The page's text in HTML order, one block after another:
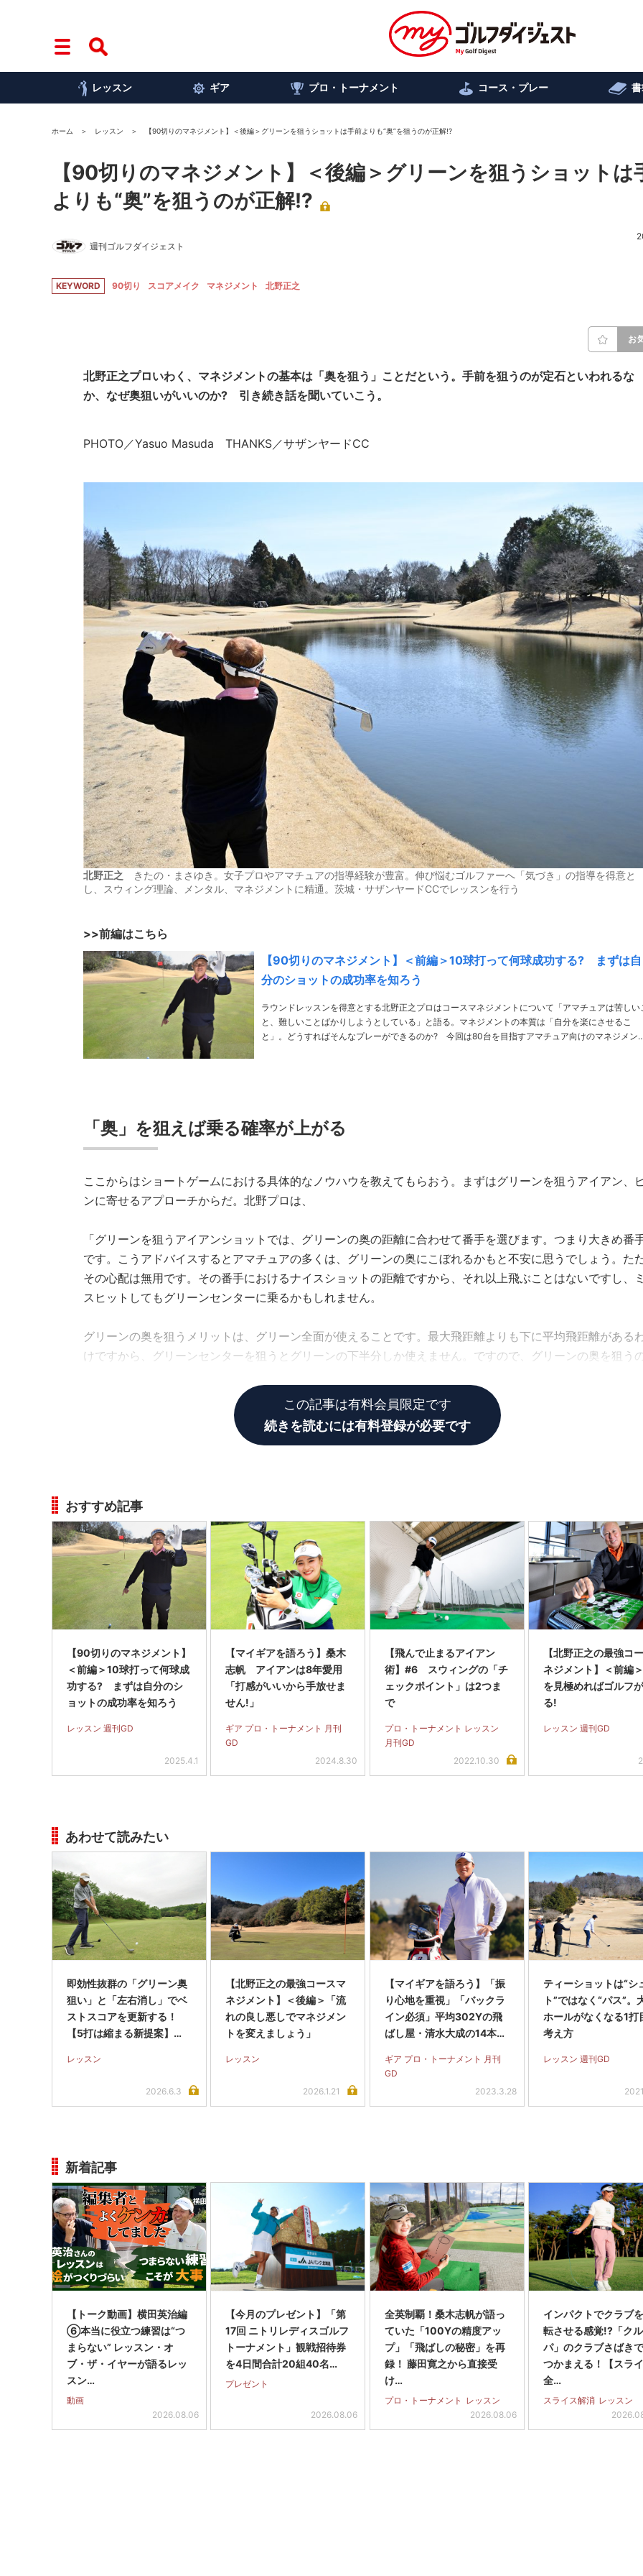
レッスン ギア プロ・トーナメント コース・プレー
ホーム レッスン 【90切りのマネジメント】＜後編＞グリーンを狙うショットは手前よりも“奥”を狙うのが正解!?
【90切りのマネジメント】＜後編＞グリーンを狙うショットは
よりも“奥”を狙うのが正解!?
週刊ゴルフダイジェスト
KEYWORD 90切り スコアメイク マネジメント 北野正之
お
北野正之プロいわく、マネジメントの基本は「奥を狙う」ことだという。手前を狙うのが定石といわれるな
か、なぜ奥狙いがいいのか? 引き続き話を聞いていこう。
PHOTO／Yasuo Masuda THANKS／サザンヤードCC
北野正之 きたの・まさゆき。女子プロやアマチュアの指導経験が豊富。伸び悩むゴルファーへ「気づき」の指導を得意と
し、スウィング理論、メンタル、マネジメントに精通。茨城・サザンヤードCCでレッスンを行う
>>前編はこちら
【90切りのマネジメント】＜前編＞10球打って何球成功する? まずは自
分のショットの成功率を知ろう
ラウンドレッスンを得意とする北野正之プロはコースマネジメントについて「アマチュアは苦しい
と、難しいことばかりしようとしている」と語る。マネジメントの本質は「自分を楽にさせるこ
と」。どうすればそんなプレーができるのか? 今回は80台を目指すアマチュア向けのマネジメン
「奥」を狙えば乗る確率が上がる
ここからはショートゲームにおける具体的なノウハウを教えてもらおう。まずはグリーンを狙うアイアン、
ンに寄せるアプローチからだ。北野プロは、
「グリーンを狙うアイアンショットでは、グリーンの奥の距離に合わせて番手を選びます。つまり大きめ番
です。こうアドバイスするとアマチュアの多くは、グリーンの奥にこぼれるかもと不安に思うでしょう。た
その心配は無用です。その番手におけるナイスショットの距離ですから、それ以上飛ぶことはないですし、
スヒットしてもグリーンセンターに乗るかもしれません。
グリーンの奥を狙うメリットは、グリーン全面が使えることです。最大飛距離よりも下に平均飛距離がある
けですから、グリーンセンターを狙うとグリーンの下半分しか使えません。ですので、グリーンの奥を狙う
この記事は有料会員限定です
続きを読むには有料登録が必要です
おすすめ記事
【90切りのマネジメント】
＜前編＞10球打って何球成
功する? まずは自分のシ
ョットの成功率を知ろう
レッスン 週刊GD
2025.4.1
【マイギアを語ろう】桑木
志帆 アイアンは8年愛用
「打感がいいから手放せま
せん!」
ギア プロ・トーナメント 月刊
GD
2024.8.30
【飛んで止まるアイアン
術】#6 スウィングの「チ
ェックポイント」は2つま
で
プロ・トーナメント レッスン
月刊GD
2022.10.30
【北野正之の最強コ
ネジメント】＜前編
を見極めればゴルフ
る!
レッスン 週刊GD
あわせて読みたい
即効性抜群の「グリーン奥
狙い」と「左右消し」でベ
ストスコアを更新する！
【5打は縮まる新提案】＜
レッスン
2026.6.3
【北野正之の最強コースマ
ネジメント】＜後編＞「流
れの良し悪しでマネジメン
トを変えましょう」
レッスン
2026.1.21
【マイギアを語ろう】「振
り心地を重視」「バックラ
イン必須」平均302Yの飛
ばし屋・清水大成の14本セ
ギア プロ・トーナメント 月刊
GD
2023.3.28
ティーショットは“シ
ト”ではなく“パス”。
ホールがなくなる1打
考え方
レッスン 週刊GD
新着記事
【トーク動画】横田英治編
⑥本当に役立つ練習は“つ
まらない” レッスン・オ
ブ・ザ・イヤーが語るレッ
スン…
動画
2026.08.06
【今月のプレゼント】「第
17回 ニトリレディスゴルフ
トーナメント」観戦招待券
を4日間合計20組40名…
プレゼント
2026.08.06
全英制覇！桑木志帆が語っ
ていた「100Yの精度アッ
プ」「飛ばしの秘密」を再
録！ 藤田寛之から直接受
け…
プロ・トーナメント レッスン
2026.08.06
インパクトでクラブ
転させる感覚!?「ク
パ」のクラブさばき
つかまえる！【スラ
全…
スライス解消 レッスン